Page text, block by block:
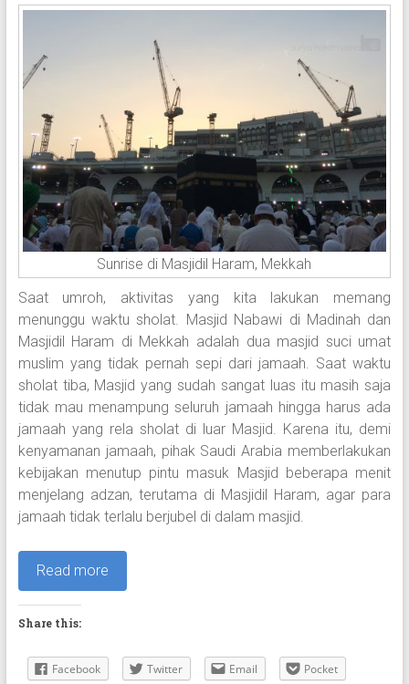
Sunrise di Masjidil Haram, Mekkah
Saat umroh, aktivitas yang kita lakukan memang
menunggu waktu sholat. Masjid Nabawi di Madinah dan
Masjidil Haram di Mekkah adalah dua masjid suci umat
muslim yang tidak pernah sepi dari jamaah. Saat waktu
sholat tiba, Masjid yang sudah sangat luas itu masih saja
tidak mau menampung seluruh jamaah hingga harus ada
jamaah yang rela sholat di luar Masjid. Karena itu, demi
kenyamanan jamaah, pihak Saudi Arabia memberlakukan
kebijakan menutup pintu masuk Masjid beberapa menit
menjelang adzan, terutama di Masjidil Haram, agar para
jamaah tidak terlalu berjubel di dalam masjid.
Read more
Share this:
Facebook Twitter Email Pocket